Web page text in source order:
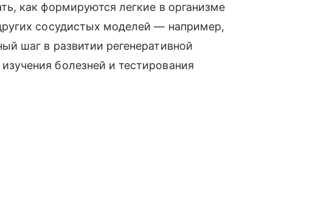
как формируются легкие в организме
сосудистых моделей — например,
шаг в развитии регенеративной
болезней и тестирования